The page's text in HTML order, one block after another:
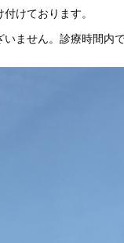
けております。
ません。診療時間内